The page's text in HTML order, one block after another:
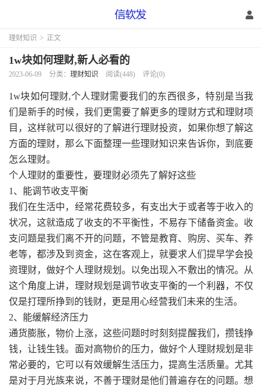
理财知识 > 正文
1w块如何理财,新人必看的
2023-06-09 分类： 理财知识 阅读(448) 评论(0)
1w块如何理财,个人理财需要我们的东西很多，特别是当我
们是新手的时候，我们更需要了解更多的理财方式和理财项
目，这样就可以很好的了解进行理财投资，如果你想了解这
方面的理财，那么下面整理一些理财知识来告诉你，到底要
怎么理财。
个人理财的重要性，要理财必须先了解好这些
1、能调节收支平衡
我们在生活中，经常花费较多，有支出大于或者等于收入的
状况，这就造成了收支的不平衡性，不易存下储备资金。收
支问题是我们离不开的问题，不管是教育、购房、买车、养
老等，都涉及到资金，这在客观上，就要求人们提早学会投
资理财，做好个人理财规划。以免出现入不敷出的情况。从
这个角度上讲，理财规划是调节收支平衡的一个利器，不仅
仅是打理所挣到的钱财，更是用心经营我们未来的生活。
2、能缓解经济压力
通货膨胀，物价上涨，这些问题时时刻刻提醒我们，攒钱挣
钱，让钱生钱。面对高物价的压力，做好个人理财规划是非
常必要的，它可以有效缓解生活压力，提高生活质量。尤其
是对于月光族来说，不善于理财是他们普遍存在的问题。想